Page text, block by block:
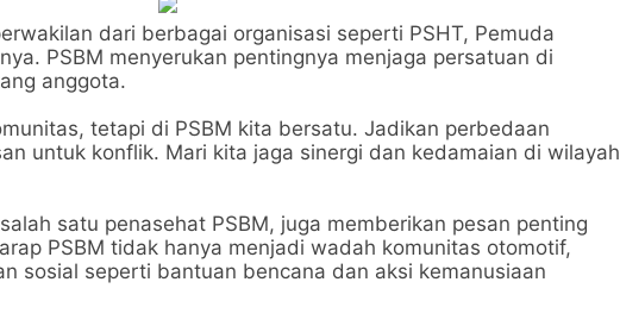
dari berbagai organisasi seperti PSHT, Pemuda
PSBM menyerukan pentingnya menjaga persatuan di
anggota.
tetapi di PSBM kita bersatu. Jadikan perbedaan
untuk konflik. Mari kita jaga sinergi dan kedamaian di wilayah
satu penasehat PSBM, juga memberikan pesan penting
PSBM tidak hanya menjadi wadah komunitas otomotif,
sosial seperti bantuan bencana dan aksi kemanusiaan